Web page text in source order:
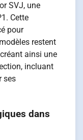
SVJ, une
Cette
pour
restent
ainsi une
incluant
ses
dans